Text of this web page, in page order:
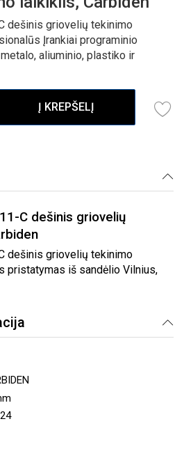
dešinis griovelių tekinimo
Įrankiai programinio
aliuminio, plastiko ir
Į KREPŠELĮ
C dešinis griovelių
dešinis griovelių tekinimo
pristatymas iš sandėlio Vilnius,